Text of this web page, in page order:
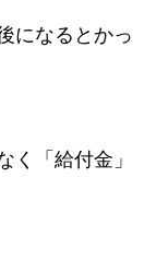
になるとかっ
く「給付金」